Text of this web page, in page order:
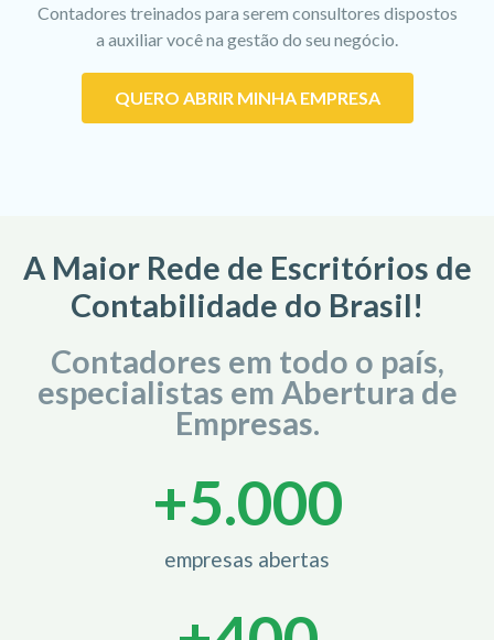
Contadores treinados para serem consultores dispostos
a auxiliar você na gestão do seu negócio.
QUERO ABRIR MINHA EMPRESA
A Maior Rede de Escritórios de
Contabilidade do Brasil!
Contadores em todo o país,
especialistas em Abertura de
Empresas.
empresas abertas
+5.000